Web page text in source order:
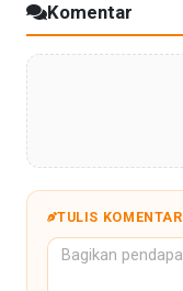
Komentar
TULIS KOMENTAR